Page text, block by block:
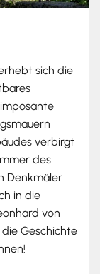
sich die
verbirgt
des
Denkmäler
in die
von
Geschichte